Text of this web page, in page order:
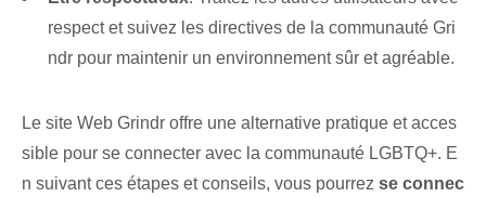
respect et suivez les directives de la communauté Gri
ndr pour maintenir un environnement sûr et agréable.
Le site Web Grindr offre une alternative pratique et acces
sible⁤ pour se connecter avec la communauté LGBTQ+. E
n suivant ces étapes et conseils, vous pourrez se connec